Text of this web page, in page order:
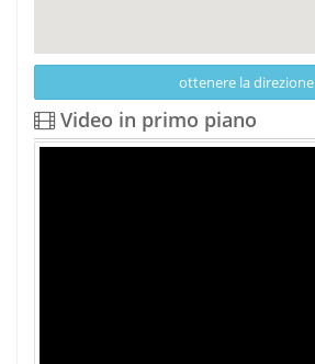
ottenere la direzione
Video in primo piano